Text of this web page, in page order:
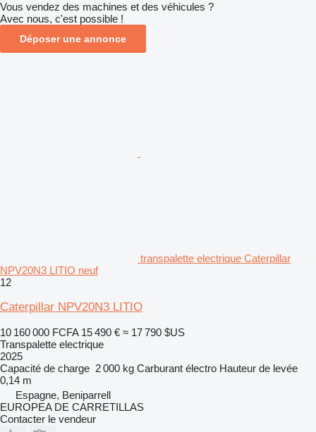
Vous vendez des machines et des véhicules ?
Avec nous, c'est possible !
Déposer une annonce
transpalette electrique Caterpillar
NPV20N3 LITIO neuf
12
Caterpillar NPV20N3 LITIO
10 160 000 FCFA 15 490 € ≈ 17 790 $US
Transpalette electrique
2025
Capacité de charge 2 000 kg Carburant électro Hauteur de levée
0,14 m
Espagne, Beniparrell
EUROPEA DE CARRETILLAS
Contacter le vendeur